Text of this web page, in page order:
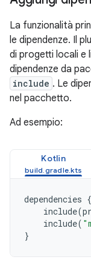
La funzionalità
le dipendenze. Il
di progetti locali e
dipendenze da
include . Le
nel pacchetto.
Ad esempio:
Kotlin
dependencies {
include(
include(
}